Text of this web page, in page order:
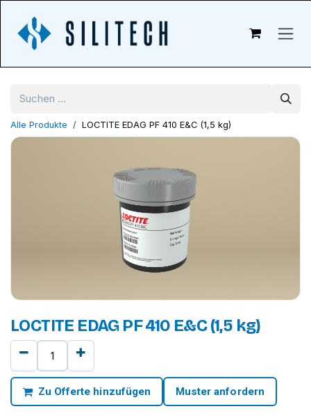
Alle Produkte LOCTITE EDAG PF 410 E&C (1,5 kg)
LOCTITE EDAG PF 410 E&C (1,5 kg)
Zu Offerte hinzufügen Muster anfordern